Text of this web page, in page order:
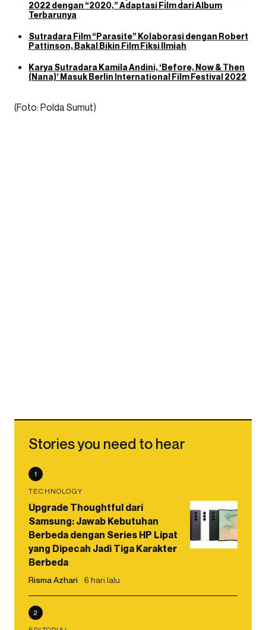
2022 dengan “2020,” Adaptasi Film dari Album
Terbarunya
Sutradara Film “Parasite” Kolaborasi dengan Robert
Pattinson, Bakal Bikin Film Fiksi Ilmiah
Karya Sutradara Kamila Andini, ‘Before, Now & Then
(Nana)’ Masuk Berlin International Film Festival 2022
(Foto: Polda Sumut)
Stories you need to hear
1
TECHNOLOGY
Upgrade Thoughtful dari
Samsung: Jawab Kebutuhan
Berbeda dengan Series HP Lipat
yang Dipecah Jadi Tiga Karakter
Berbeda
Risma Azhari 6 hari lalu
2